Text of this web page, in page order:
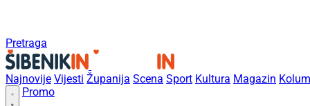
Pretraga
Najnovije Vijesti Županija Scena Sport Kultura Magazin
Promo